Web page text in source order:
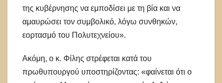
της κυβέρνησης να εμποδίσει με τη βία και να
αμαυρώσει τον συμβολικό, λόγω συνθηκών,
εορτασμό του Πολυτεχνείου».
Ακόμη, ο κ. Φίλης στρέφεται κατά του
πρωθυπουργού υποστηρίζοντας: «φαίνεται ότι ο